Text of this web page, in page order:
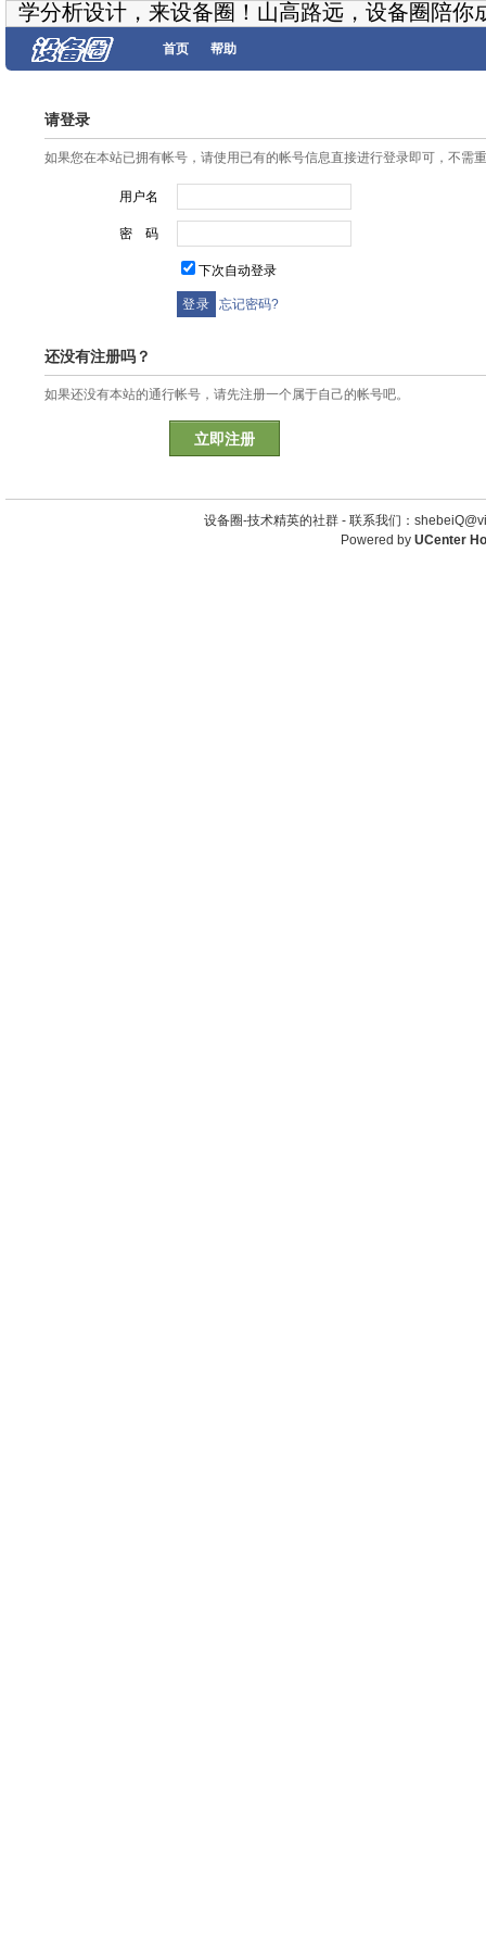
学分析设计，来设备圈！山高路远，设备圈陪你
首页 帮助
请登录
如果您在本站已拥有帐号，请使用已有的帐号信息直接进行登录即可，不需
用户名
密 码
下次自动登录
忘记密码?
还没有注册吗？
如果还没有本站的通行帐号，请先注册一个属于自己的帐号吧。
立即注册
设备圈-技术精英的社群 - 联系我们：
Powered by UCenter